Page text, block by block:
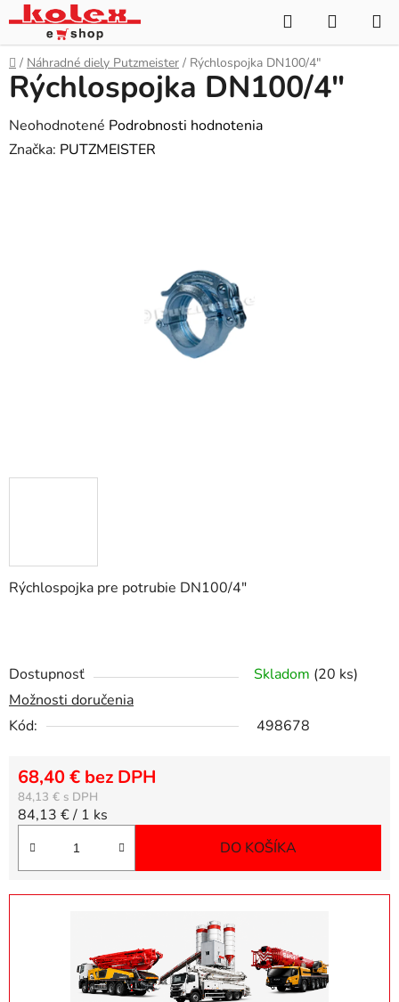
Prejsť
na
obsah
Hľadať
KOŠÍK
Domov
/ Náhradné diely Putzmeister / Rýchlospojka DN100/4"
Rýchlospojka pre potrubie DN100/4"
Dostupnosť Skladom (20 ks)
Možnosti doručenia
Kód:
498678
84,13 €
68,40 € bez DPH
Jednotková cena:
84,13 € / 1 ks
DO KOŠÍKA
Rýchlospojka DN100/4"
Priemerné
hodnotenie
Neohodnotené Podrobnosti hodnotenia
Značka: PUTZMEISTER